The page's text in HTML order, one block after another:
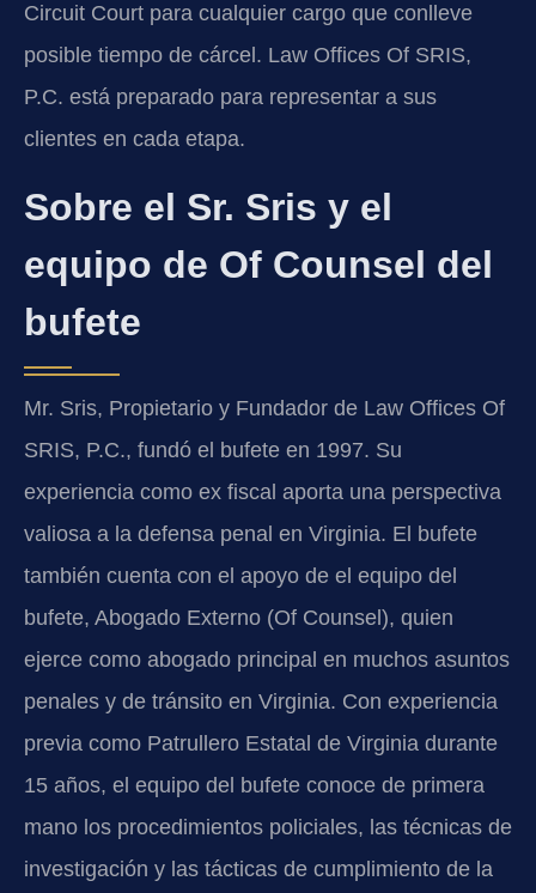
Circuit Court para cualquier cargo que conlleve
posible tiempo de cárcel. Law Offices Of SRIS,
P.C. está preparado para representar a sus
clientes en cada etapa.
Sobre el Sr. Sris y el
equipo de Of Counsel del
bufete
Mr. Sris, Propietario y Fundador de Law Offices Of
SRIS, P.C., fundó el bufete en 1997. Su
experiencia como ex fiscal aporta una perspectiva
valiosa a la defensa penal en Virginia. El bufete
también cuenta con el apoyo de el equipo del
bufete, Abogado Externo (Of Counsel), quien
ejerce como abogado principal en muchos asuntos
penales y de tránsito en Virginia. Con experiencia
previa como Patrullero Estatal de Virginia durante
15 años, el equipo del bufete conoce de primera
mano los procedimientos policiales, las técnicas de
investigación y las tácticas de cumplimiento de la